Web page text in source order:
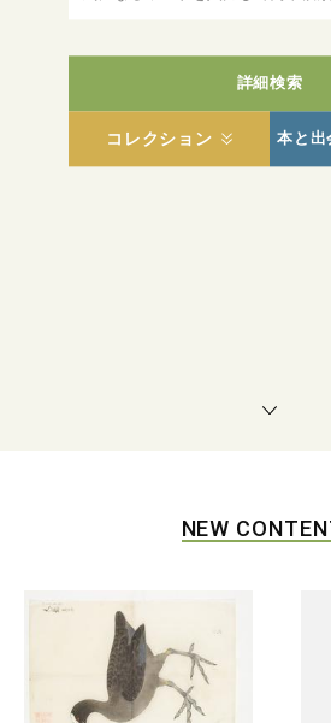
詳細検索
コレクション 本と出
NEW